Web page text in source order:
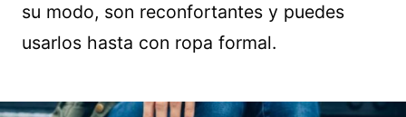
su modo, son reconfortantes y puedes
usarlos hasta con ropa formal.